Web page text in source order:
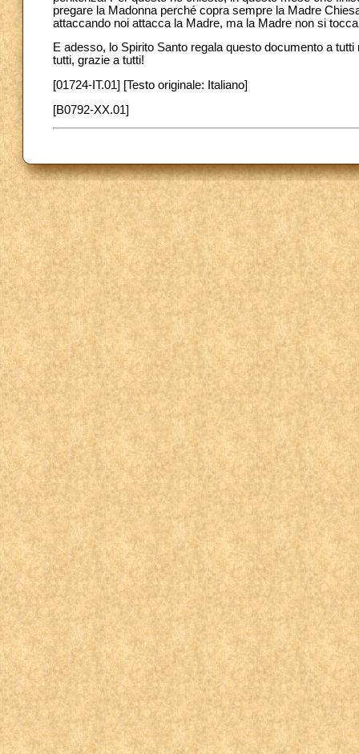
pregare la Madonna perché copra sempre la Madre
attaccando noi attacca la Madre, ma la Madre non si
E adesso, lo Spirito Santo regala questo documento a
tutti, grazie a tutti!
[01724-IT.01] [Testo originale: Italiano]
[B0792-XX.01]